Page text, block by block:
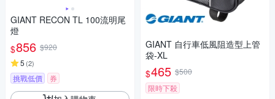
GIANT RECON TL 100流明尾
燈
$856 $920
5 (2)
挑戰低價 券
GIANT 自行車低風阻造型上管
袋-XL
$465 $500
限時下殺